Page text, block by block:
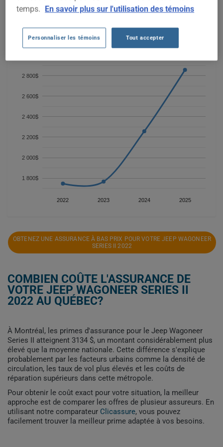
les coûts croissants des réparations pour ce SUV de luxe.
WAGONEER SERIES II 2022, il est plus important que jamais
de comparer les options disponibles.
2022 2023 2024 2025
1 800$
2 000$
2 200$
2 400$
2 600$
2 800$
OBTENEZ UNE ASSURANCE À BAS PRIX POUR VOTRE JEEP WAGONEER
SERIES II 2022
COMBIEN COÛTE L'ASSURANCE DE
VOTRE JEEP WAGONEER SERIES II
2022 AU QUÉBEC?
À Montréal, les primes d'assurance pour le Jeep Wagoneer
Series II atteignent 3134 $, un montant considérablement plus
élevé que la moyenne nationale. Cette différence s'explique
probablement par les facteurs urbains comme la densité de
circulation, les taux de vol plus élevés et les coûts de
réparation supérieurs dans cette métropole.
Pour obtenir le coût exact pour votre situation, la meilleur
approche est de comparer les offres de plusieur assureurs. En
utilisant notre comparateur Clicassure, vous pouvez
facilement trouver la meilleur prime adaptée à vos besoins.
temps. En savoir plus sur l'utilisation des témoins
Personnaliser les témoins Tout accepter